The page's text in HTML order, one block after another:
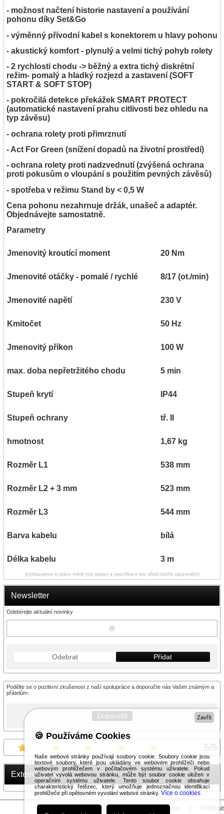
Newsletter
Odebírejte aktuální novinky
Odebrat Přidat
Podělte se o pozitivní zkušenost z naší spolupráce a doporučte nás Vašim známým a
přátelům:
Doporučit
5/5
Externí modul
- možnost načtení historie nastavení a používání
pohonu díky Set&Go
- výměnný přívodní kabel s konektorem u hlavy pohonu
- akustický komfort - plynulý a velmi tichý pohyb rolety
- 2 rychlosti chodu -> běžný a extra tichý diskrétní
režim- pomalý a hladký rozjezd a zastavení (SOFT
START & SOFT STOP)
- pokročilá detekce překážek SMART PROTECT
(automatické nastavení prahu citlivosti bez ohledu na
typ závěsu)
- ochrana rolety proti přimrznutí
- Act For Green (snížení dopadů na životní prostředí)
- ochrana rolety proti nadzvednutí (zvýšená ochrana
proti pokusům o vloupání s použitím pevných závěsů)
- spotřeba v režimu Stand by < 0,5 W
Cena pohonu nezahrnuje držák, unašeč a adaptér.
Objednávejte samostatně.
Parametry
Jmenovitý kroutící moment 20 Nm
Jmenovité otáčky - pomalé / rychlé 8/17 (ot./min)
Jmenovité napětí 230 V
Kmitočet 50 Hz
Jmenovitý příkon 100 W
max. doba nepřetržitého chodu 5 min
Stupeň krytí IP44
Stupeň ochrany tř. II
hmotnost 1,67 kg
Rozměr L1 538 mm
Rozměr L2 + 3 mm 523 mm
Rozměr L3 544 mm
Barva kabelu bílá
Délka kabelu 3 m
(vyhrazujeme si právo měnit tyto popisy a specifikace bez předchozího upozornění)
© 2026 WEXBO | www.wexbo.com Přihlásit
Zavřít
🍪 Používáme Cookies
Naše webové stránky používají soubory cookie. Soubory cookie jsou
textové soubory, které jsou ukládány ve webovém prohlížeči nebo
webovým prohlížečem v počítačovém systému uživatele. Pokud
uživatel vyvolá webovou stránku, může být soubor cookie uložen v
operačním systému uživatele. Tento soubor cookie obsahuje
charakteristický řetězec, který umožňuje jednoznačnou identifikaci
prohlížeče při opětovném vyvolání webové stránky.Více o cookies